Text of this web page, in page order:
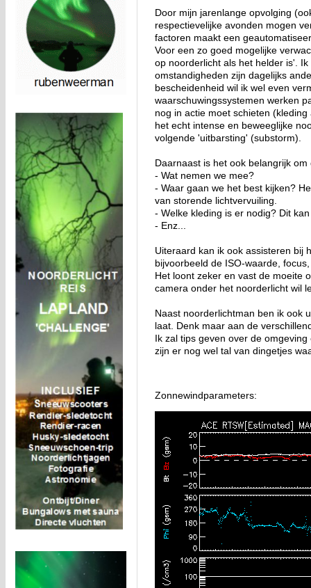
Door mijn jarenlange opvolging
respectievelijke avonden mogen
factoren maakt een
Voor een zo goed mogelijke
op noorderlicht als het helder is'.
omstandigheden zijn dagelijks
bescheidenheid wil ik wel even
waarschuwingssystemen werken
nog in actie moet schieten
het echt intense en beweeglijke
volgende 'uitbarsting' (substorm).
Daarnaast is het ook belangrijk
- Wat nemen we mee?
- Waar gaan we het best kijken?
van storende lichtvervuiling.
- Welke kleding is er nodig? Dit
- Enz...
Uiteraard kan ik ook assisteren bij
bijvoorbeeld de ISO-waarde,
Het loont zeker en vast de moeite
camera onder het noorderlicht wil
Naast noorderlichtman ben ik ook
laat. Denk maar aan de
Ik zal tips geven over de
zijn er nog wel tal van dingetjes
Zonnewindparameters: